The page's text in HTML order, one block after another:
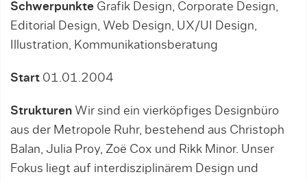
Schwerpunkte Grafik Design, Corporate Design,
Editorial Design, Web Design, UX/UI Design,
Illustration, Kommunikationsberatung
Start 01.01.2004
Strukturen Wir sind ein vierköpfiges Designbüro
aus der Metropole Ruhr, bestehend aus Christoph
Balan, Julia Proy, Zoë Cox und Rikk Minor. Unser
Fokus liegt auf interdisziplinärem Design und